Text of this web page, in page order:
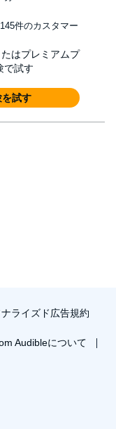
145件のカスタマー
はプレミアムプ
で試す
試す
ライズド広告規約
Audibleについて